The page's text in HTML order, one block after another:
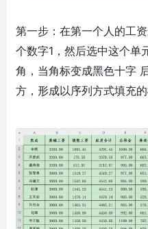
第一步：在第一个人的工
个数字1，然后选中这个单
角，当角标变成黑色十字
方，形成以序列方式填充的